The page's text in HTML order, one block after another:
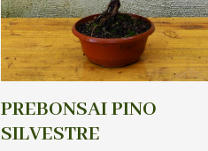
PREBONSAI PINO
SILVESTRE